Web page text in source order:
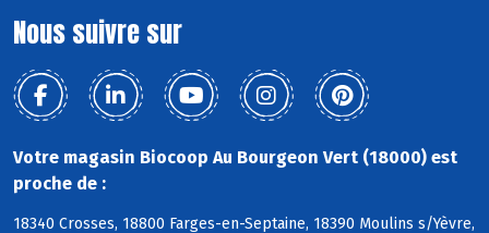
Nous suivre sur
Votre magasin Biocoop Au Bourgeon Vert (18000) est
proche de :
18340 Crosses, 18800 Farges-en-Septaine, 18390 Moulins s/Yèvre,